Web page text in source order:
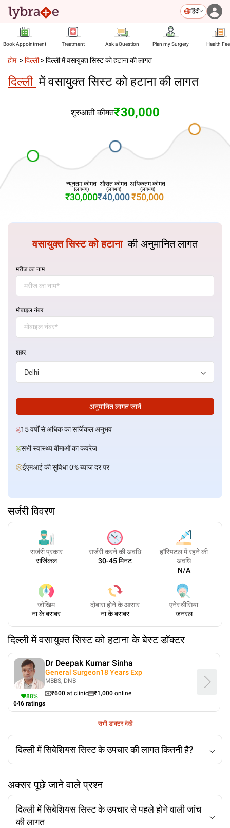
हिंदी
Book Appointment Treatment Ask a Question Plan my Surgery Health
होम >दिल्ली>दिल्ली में वसायुक्त सिस्ट को हटाना की लागत
दिल्ली में वसायुक्त सिस्ट को हटाना की लागत
शुरुआती कीमत₹30,000
न्यूनतम कीमत
(लगभग)
₹30,000
औसत कीमत
(लगभग)
₹40,000
अधिकतम कीमत
(लगभग)
₹50,000
वसायुक्त सिस्ट को हटाना की अनुमानित लागत
मरीज का नाम
मोबाइल नंबर
शहर
अनुमानित लागत जानें
15 वर्षों से अधिक का सर्जिकल अनुभव
सभी स्वास्थ्य बीमाओं का कवरेज
ईएमआई की सुविधा 0% ब्याज दर पर
सर्जरी विवरण
सर्जरी प्रकार
सर्जिकल
सर्जरी करने की अवधि
30-45 मिनट
हॉस्पिटल में रहने की
अवधि
N/A
जोखिम
ना के बराबर
दोबारा होने के आसार
ना के बराबर
एनेस्थीसिया
जनरल
दिल्लीमेंवसायुक्त सिस्ट को हटानाके बेस्ट डॉक्टर
88%
646 ratings
Dr Deepak Kumar Sinha
General Surgeon18Years Exp
MBBS, DNB
₹600 at clinic ₹1,000 online
सभी डाक्टर देखें
दिल्ली में सिबेशियस सिस्ट के उपचार की लागत कितनी है?
अक्सर पूछे जाने वाले प्रश्न
दिल्ली में सिबेशियस सिस्ट के उपचार से पहले होने वाली जांच
की लागत